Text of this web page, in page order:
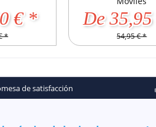
€ *
*
De
54,95 € *
de satisfacción